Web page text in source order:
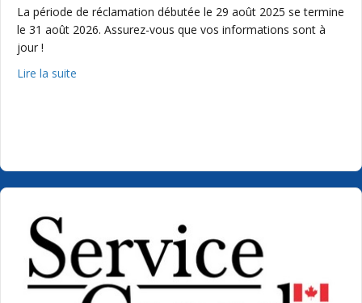
La période de réclamation débutée le 29 août 2025 se termine
le 31 août 2026. Assurez-vous que vos informations sont à
jour !
Lire la suite